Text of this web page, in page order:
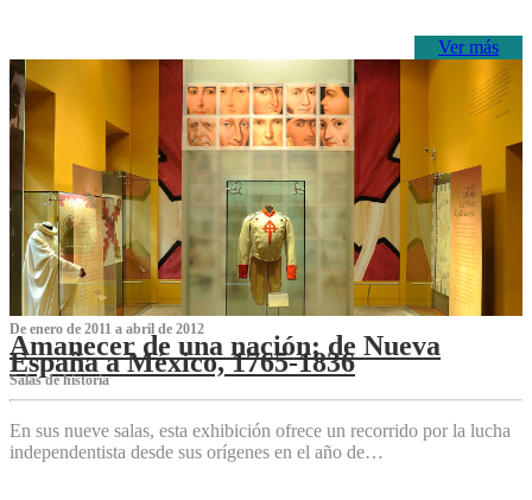
Ver más
De enero de 2011 a abril de 2012
Amanecer de una nación: de Nueva
España a México, 1765-1836
Salas de historia
En sus nueve salas, esta exhibición ofrece un recorrido por la lucha
independentista desde sus orígenes en el año de…